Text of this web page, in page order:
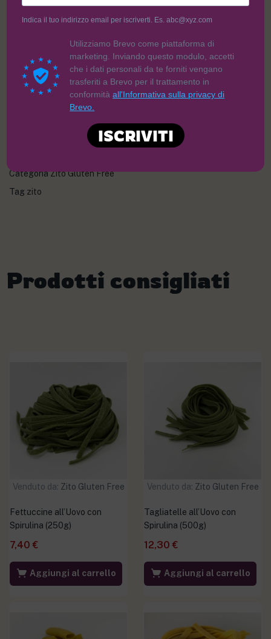
Indica il tuo indirizzo email per iscriverti. Es. abc@xyz.com
Utilizziamo Brevo come piattaforma di
marketing. Inviando questo modulo, accetti
che i dati personali da te forniti vengano
trasferiti a Brevo per il trattamento in
conformitàall'Informativa sulla privacy di
Brevo.
ISCRIVITI
7,40€
AGGIUNGI AL CARRELLO
CategoriaZito Gluten Free
Tag zito
Prodotti consigliati
Venduto da: Zito Gluten Free
Fettuccine all’Uovo con
Spirulina (250g)
7,40 €
Aggiungi al carrello
Venduto da: Zito Gluten Free
Tagliatelle all’Uovo con
Spirulina (500g)
12,30 €
Aggiungi al carrello